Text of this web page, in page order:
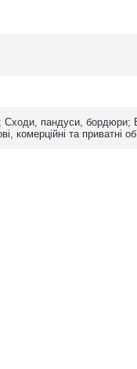
Сходи, пандуси, бордюри;
комерційні та приватні